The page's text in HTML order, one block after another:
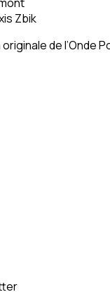
Zbik
de l’Onde